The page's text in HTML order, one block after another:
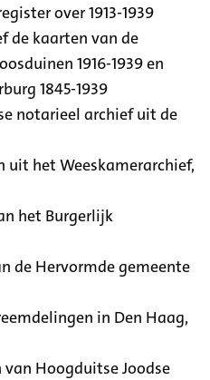
over 1913-1939
de kaarten van de
1916-1939 en
1845-1939
notarieel archief uit de
uit het Weeskamerarchief,
het Burgerlijk
de Hervormde gemeente
in Den Haag,
Hoogduitse Joodse